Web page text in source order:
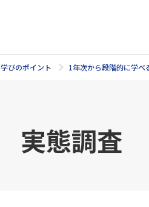
学びのポイント 1年次から段階的に学べ
実態調査